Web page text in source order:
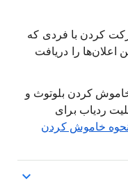
کردن با فردی که
اعلان‌ها را دریافت
کردن بلوتوث و
ردیاب برای
نحوه خاموش کردن